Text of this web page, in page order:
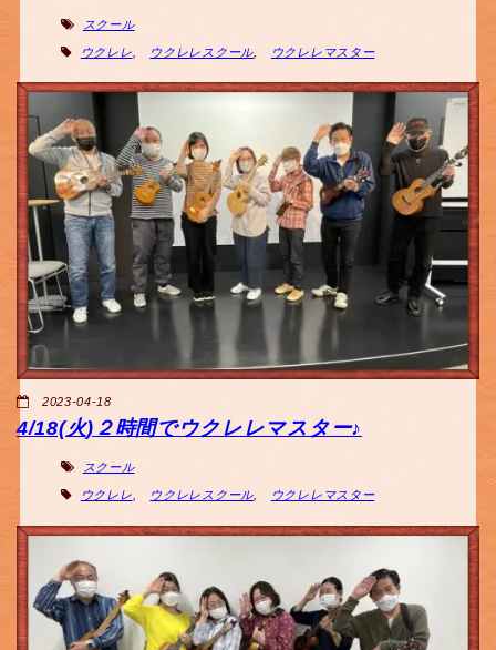
スクール
ウクレレ ウクレレスクール, ウクレレマスター
2023-04-18
4/18(火)２時間でウクレレマスター♪
スクール
ウクレレ, ウクレレスクール, ウクレレマスター